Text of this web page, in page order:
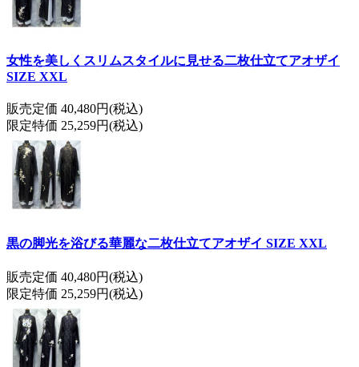
女性を美しくスリムスタイルに見せる二枚仕立てアオザイ
SIZE XXL
販売定価 40,480円(税込)
限定特価 25,259円(税込)
黒の脚光を浴びる華麗な二枚仕立てアオザイ SIZE XXL
販売定価 40,480円(税込)
限定特価 25,259円(税込)